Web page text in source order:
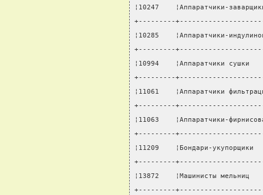
¦10247    ¦Аппаратчики-
+---------
¦10285    ¦Аппаратчики-
+---------
¦10994    ¦Аппаратчики
+---------
¦11061    ¦Аппаратчики
+---------
¦11063    ¦Аппаратчики-
+---------
¦11209    ¦Бондари-
+---------
¦13872    ¦Машинисты
+---------